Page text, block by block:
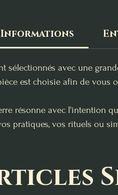
Informations
sélectionnés avec une
est choisie afin de
résonne avec l'intention
pratiques, vos rituels ou